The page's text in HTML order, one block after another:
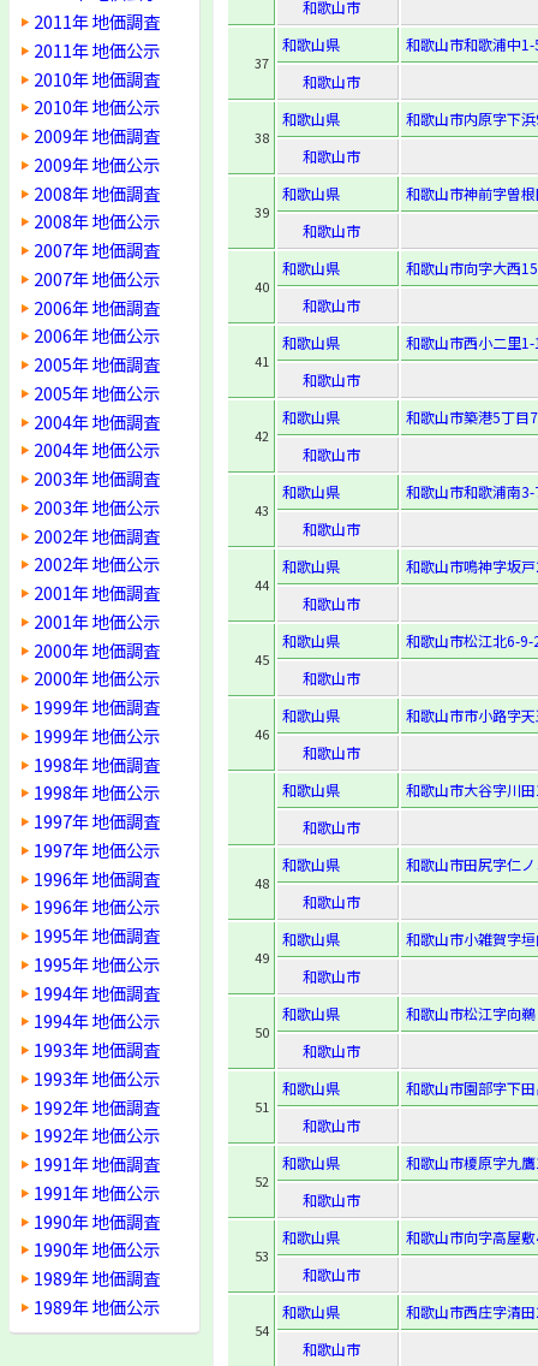
2011年 地価調査
2011年 地価公示
2010年 地価調査
2010年 地価公示
2009年 地価調査
2009年 地価公示
2008年 地価調査
2008年 地価公示
2007年 地価調査
2007年 地価公示
2006年 地価調査
2006年 地価公示
2005年 地価調査
2005年 地価公示
2004年 地価調査
2004年 地価公示
2003年 地価調査
2003年 地価公示
2002年 地価調査
2002年 地価公示
2001年 地価調査
2001年 地価公示
2000年 地価調査
2000年 地価公示
1999年 地価調査
1999年 地価公示
1998年 地価調査
1998年 地価公示
1997年 地価調査
1997年 地価公示
1996年 地価調査
1996年 地価公示
1995年 地価調査
1995年 地価公示
1994年 地価調査
1994年 地価公示
1993年 地価調査
1993年 地価公示
1992年 地価調査
1992年 地価公示
1991年 地価調査
1991年 地価公示
1990年 地価調査
1990年 地価公示
1989年 地価調査
1989年 地価公示
和歌山市
37
和歌山県
和歌山市和歌浦中
和歌山市
38
和歌山県
和歌山市内原字下
和歌山市
39
和歌山県
和歌山市神前字曽
和歌山市
40
和歌山県
和歌山市向字大西
和歌山市
41
和歌山県
和歌山市西小二里
和歌山市
42
和歌山県
和歌山市築港5丁目
和歌山市
43
和歌山県
和歌山市和歌浦南
和歌山市
44
和歌山県
和歌山市鳴神字坂
和歌山市
45
和歌山県
和歌山市松江北6-9-
和歌山市
46
和歌山県
和歌山市市小路字
和歌山市
和歌山県
和歌山市大谷字川
和歌山市
48
和歌山県
和歌山市田尻字仁
和歌山市
49
和歌山県
和歌山市小雑賀字
和歌山市
50
和歌山県
和歌山市松江字向
和歌山市
51
和歌山県
和歌山市園部字下
和歌山市
52
和歌山県
和歌山市榎原字九
和歌山市
53
和歌山県
和歌山市向字高屋
和歌山市
54
和歌山県
和歌山市西庄字清
和歌山市